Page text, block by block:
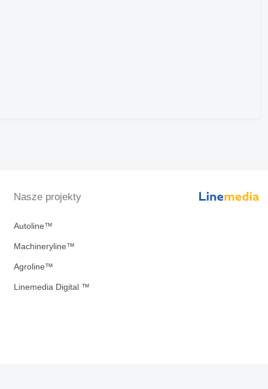
Nasze projekty
Autoline™
Machineryline™
Agroline™
Linemedia Digital ™